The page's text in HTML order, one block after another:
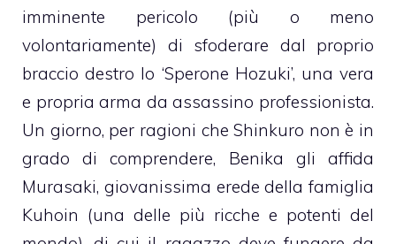
imminente pericolo (più o meno
volontariamente) di sfoderare dal proprio
braccio destro lo ‘Sperone Hozuki’, una vera
e propria arma da assassino professionista.
Un giorno, per ragioni che Shinkuro non è in
grado di comprendere, Benika gli affida
Murasaki, giovanissima erede della famiglia
Kuhoin (una delle più ricche e potenti del